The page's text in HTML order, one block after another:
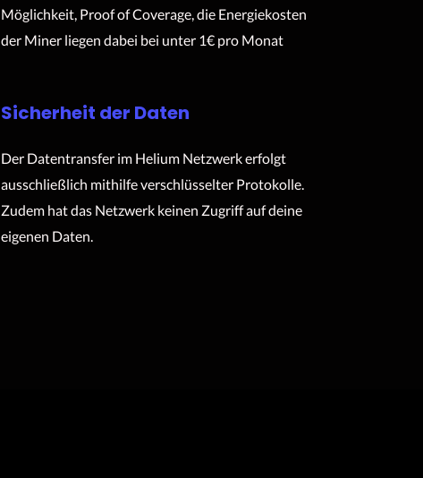
Möglichkeit, Proof of Coverage, die Energiekosten
der Miner liegen dabei bei unter 1€ pro Monat
Sicherheit der Daten
Der Datentransfer im Helium Netzwerk erfolgt
ausschließlich mithilfe verschlüsselter Protokolle.
Zudem hat das Netzwerk keinen Zugriff auf deine
eigenen Daten.